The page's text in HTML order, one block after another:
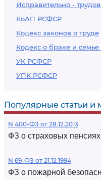
Исправительно -
КоАП РСФСР
Кодекс законов о труде
Кодекс о браке и
УК РСФСР
УПК РСФСР
Популярные статьи и
N 400-ФЗ от 28.12.2013
ФЗ о страховых пенсиях
N 69-ФЗ от 21.12.1994
ФЗ о пожарной